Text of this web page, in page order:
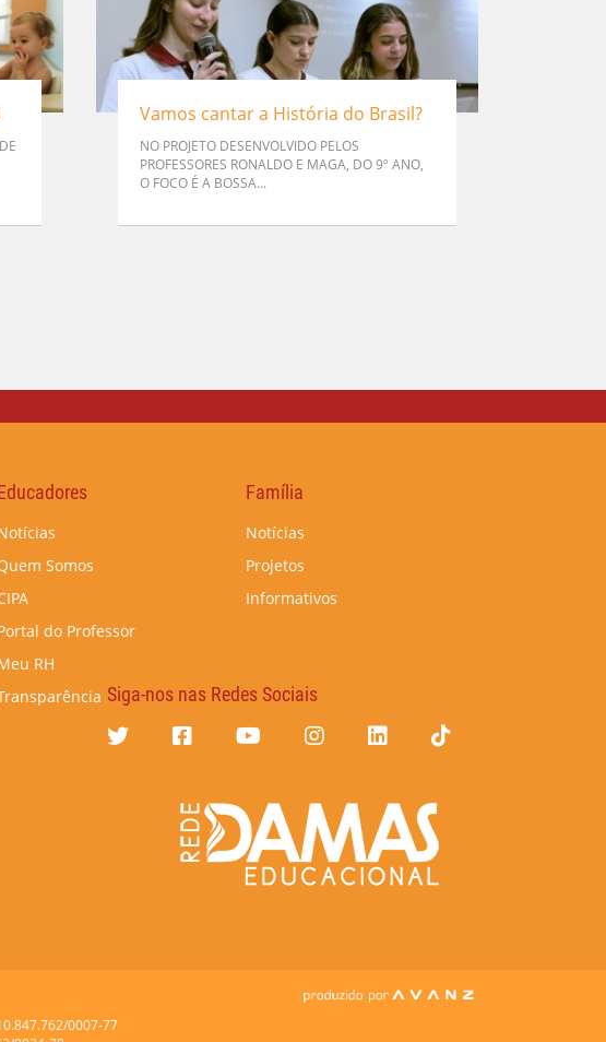
Vamos cantar a História do Brasil?
NO PROJETO DESENVOLVIDO PELOS
PROFESSORES RONALDO E MAGA, DO 9º ANO,
O FOCO É A BOSSA...
Somos
do Professor
RH
Família
Notícias
Projetos
Informativos
Siga-nos nas Redes Sociais
0007-77